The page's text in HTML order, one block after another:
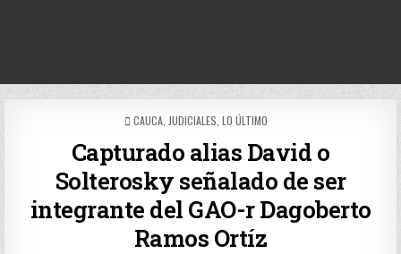
POSTED
CAUCA JUDICIALES LO ÚLTIMO
Capturado alias David o
Solterosky señalado de ser
integrante del GAO-r Dagoberto
Ramos Ortíz